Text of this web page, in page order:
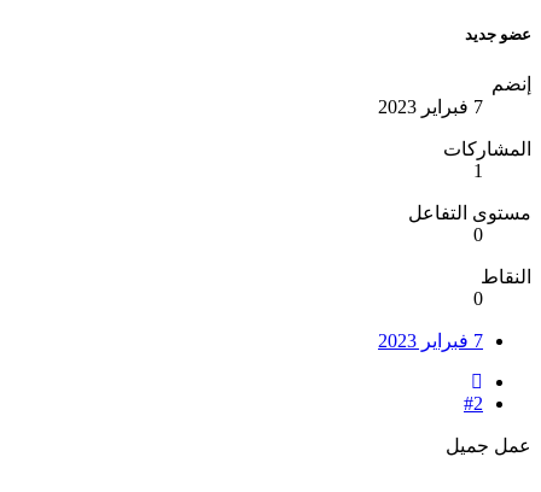
عضو جديد
إنضم
7 فبراير 2023
المشاركات
1
مستوى التفاعل
0
النقاط
0
7 فبراير 2023
#2
عمل جميل